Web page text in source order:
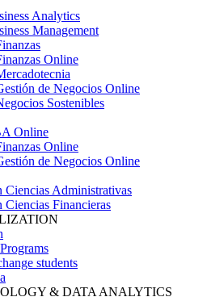
Analytics
Management
Online
de Negocios Online
Sostenibles
Online
Online
de Negocios Online
Ciencias Administrativas
Ciencias Financieras
students
& DATA ANALYTICS